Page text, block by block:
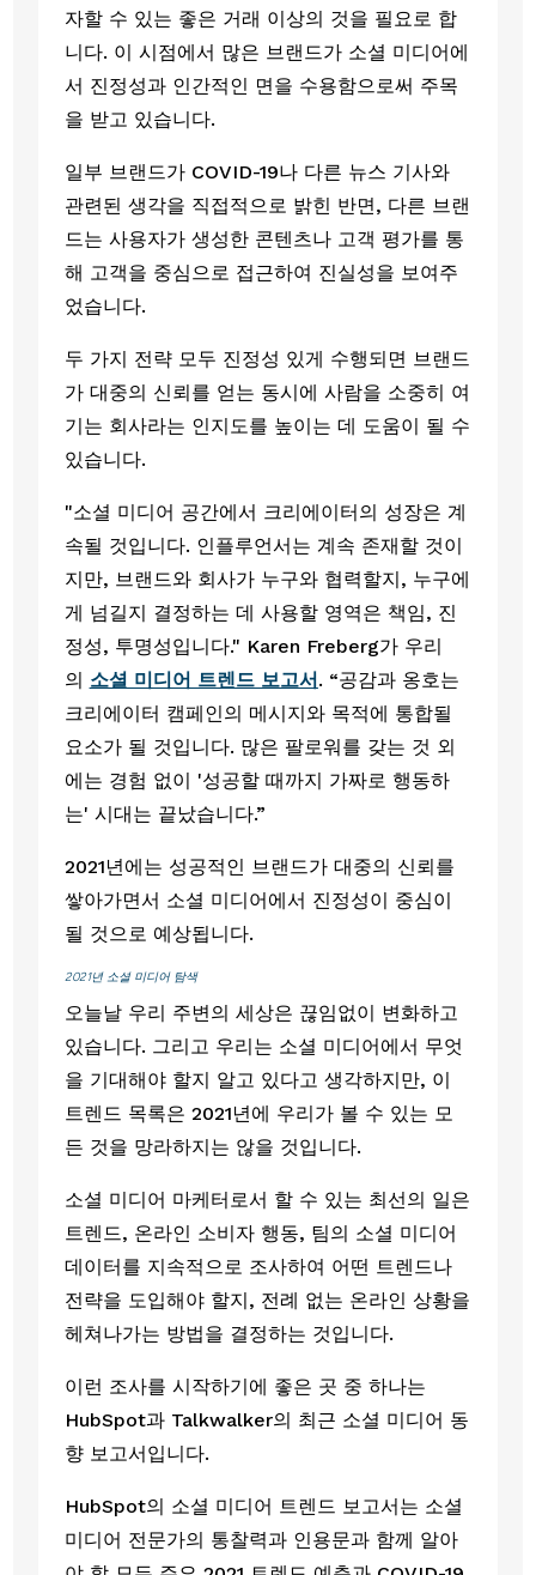
자할 수 있는 좋은 거래 이상의 것을 필요로 합
니다. 이 시점에서 많은 브랜드가 소셜 미디어에
서 진정성과 인간적인 면을 수용함으로써 주목
을 받고 있습니다.
일부 브랜드가 COVID-19나 다른 뉴스 기사와
관련된 생각을 직접적으로 밝힌 반면, 다른 브랜
드는 사용자가 생성한 콘텐츠나 고객 평가를 통
해 고객을 중심으로 접근하여 진실성을 보여주
었습니다.
두 가지 전략 모두 진정성 있게 수행되면 브랜드
가 대중의 신뢰를 얻는 동시에 사람을 소중히 여
기는 회사라는 인지도를 높이는 데 도움이 될 수
있습니다.
"소셜 미디어 공간에서 크리에이터의 성장은 계
속될 것입니다. 인플루언서는 계속 존재할 것이
지만, 브랜드와 회사가 누구와 협력할지, 누구에
게 넘길지 결정하는 데 사용할 영역은 책임, 진
정성, 투명성입니다." Karen Freberg가 우리
의 소셜 미디어 트렌드 보고서. “공감과 옹호는
크리에이터 캠페인의 메시지와 목적에 통합될
요소가 될 것입니다. 많은 팔로워를 갖는 것 외
에는 경험 없이 '성공할 때까지 가짜로 행동하
는' 시대는 끝났습니다.”
2021년에는 성공적인 브랜드가 대중의 신뢰를
쌓아가면서 소셜 미디어에서 진정성이 중심이
될 것으로 예상됩니다.
2021년 소셜 미디어 탐색
오늘날 우리 주변의 세상은 끊임없이 변화하고
있습니다. 그리고 우리는 소셜 미디어에서 무엇
을 기대해야 할지 알고 있다고 생각하지만, 이
트렌드 목록은 2021년에 우리가 볼 수 있는 모
든 것을 망라하지는 않을 것입니다.
소셜 미디어 마케터로서 할 수 있는 최선의 일은
트렌드, 온라인 소비자 행동, 팀의 소셜 미디어
데이터를 지속적으로 조사하여 어떤 트렌드나
전략을 도입해야 할지, 전례 없는 온라인 상황을
헤쳐나가는 방법을 결정하는 것입니다.
이런 조사를 시작하기에 좋은 곳 중 하나는
HubSpot과 Talkwalker의 최근 소셜 미디어 동
향 보고서입니다.
HubSpot의 소셜 미디어 트렌드 보고서는 소셜
미디어 전문가의 통찰력과 인용문과 함께 알아